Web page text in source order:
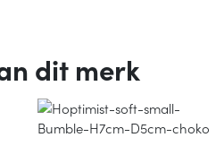
dit merk